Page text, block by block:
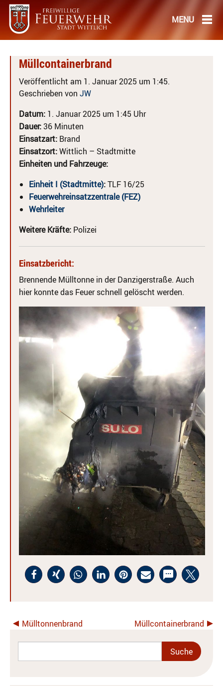
Müllcontainerbrand
Veröffentlicht am 1. Januar 2025 um 1:45.
Geschrieben von JW
Datum: 1. Januar 2025 um 1:45 Uhr
Dauer:36 Minuten
Einsatzart: Brand
Einsatzort:Wittlich – Stadtmitte
Einheiten und Fahrzeuge:
Einheit I (Stadtmitte):TLF 16/25
Feuerwehreinsatzzentrale (FEZ)
Wehrleiter
Weitere Kräfte: Polizei
Einsatzbericht:
Brennende Mülltonne in der Danzigerstraße. Auch
hier konnte das Feuer schnell gelöscht werden.
Mülltonnenbrand Müllcontainerbrand